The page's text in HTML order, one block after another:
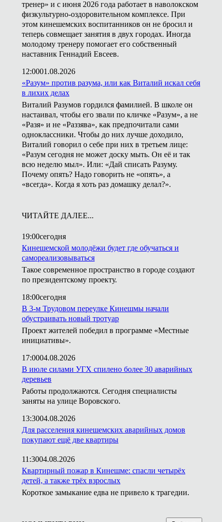
тренер» и с июня 2026 года работает в наволокском
физкультурно-оздоровительном комплексе. При
этом кинешемских воспитанников он не бросил и
теперь совмещает занятия в двух городах. Иногда
молодому тренеру помогает его собственный
наставник Геннадий Евсеев.
12:0001.08.2026
«Разум» против разума, или как Виталий искал себя
в лихих делах
Виталий Разумов гордился фамилией. В школе он
настаивал, чтобы его звали по кличке «Разум», а не
«Разя» и не «Раззява», как предпочитали сами
одноклассники. Чтобы до них лучше доходило,
Виталий говорил о себе при них в третьем лице:
«Разум сегодня не может доску мыть. Он её и так
всю неделю мыл». Или: «Дай списать Разуму.
Почему опять? Надо говорить не «опять», а
«всегда». Когда я хоть раз домашку делал?».
ЧИТАЙТЕ ДАЛЕЕ...
19:00сегодня
Кинешемской молодёжи будет где обучаться и
самореализовываться
Такое современное пространство в городе создают
по президентскому проекту.
18:00сегодня
В 3-м Трудовом переулке Кинешмы начали
обустраивать новый тротуар
Проект жителей победил в программе «Местные
инициативы».
17:0004.08.2026
В июле силами УГХ спилено более 30 аварийных
деревьев
Работы продолжаются. Сегодня специалисты
заняты на улице Воровского.
13:3004.08.2026
Для расселения кинешемских аварийных домов
покупают ещё две квартиры
11:3004.08.2026
Квартирный пожар в Кинешме: спасли четырёх
детей, а также трёх взрослых
Короткое замыкание едва не привело к трагедии.